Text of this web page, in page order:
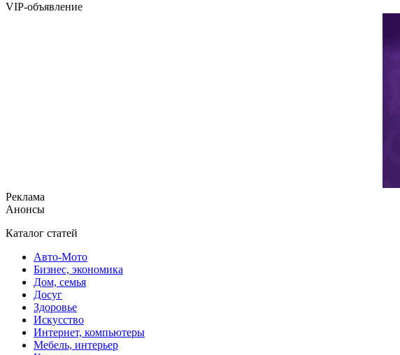
VIP-объявление
Реклама
Анонсы
Каталог статей
Авто-Мото
Бизнес, экономика
Дом, семья
Досуг
Здоровье
Искусство
Интернет, компьютеры
Мебель, интерьер